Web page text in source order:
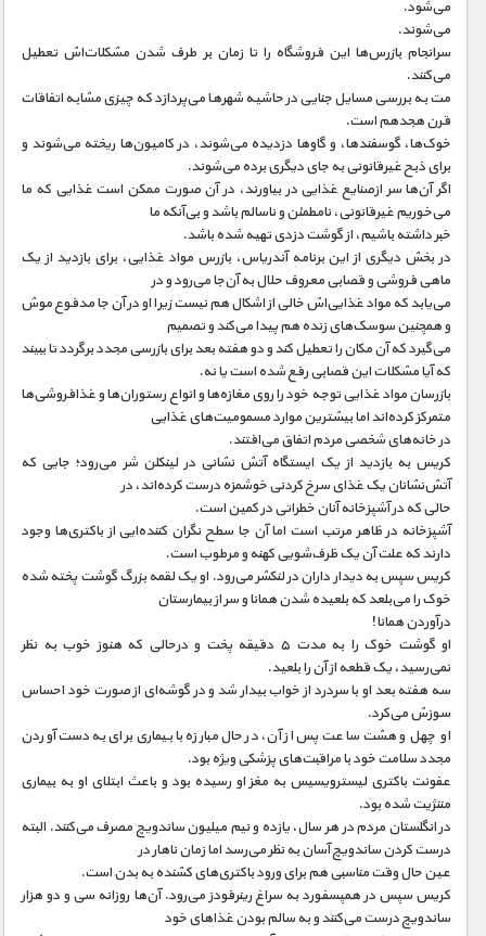
می‌شود.
می‌شوند.
سرانجام بازرس‌ها این فروشگاه را تا زمان بر طرف شدن مشکلات‌اش تعطیل
می‌کنند.
مت به بررسی مسایل جنایی در حاشیه شهر‌ها می‌پردازد که چیزی مشابه اتفاقات
قرن هجدهم است.
خوک‌ها، گوسفند‌ها، و گاو‌ها دزدیده می‌شوند، در کامیون‌ها ریخته می‌شوند و
برای ذبح غیرقانونی به جای دیگری برده می‌شوند.
اگر آن‌ها سر ازصنایع غذایی در بیاورند، در آن صورت ممکن است غذایی که ما
می‌خوریم غیرقانونی، نامطمئن و ناسالم باشد و بی‌آنکه ما
خبر داشته باشیم، از گوشت دزدی تهیه شده باشد.
در بخش دیگری از این برنامه آندریاس، بازرس مواد غذایی، برای بازدید از یک
ماهی فروشی و قصابی معروف حلال به آن‌جا می‌رود و در
می‌یابد که مواد غذایی‌اش خالی از اشکال هم نیست زیرا او در آن جا مدفوع موش
و همچنین سوسک‌های زنده هم پیدا می‌کند و تصمیم
می‌گیرد که آن مکان را تعطیل کند و دو هفته بعد برای بازرسی مجدد برگردد تا ببیند
که آیا مشکلات این قصابی رفع شده است یا نه.
بازرسان مواد غذایی توجه خود را روی مغازه‌ها و انواع رستوران‌ها و غذافروشی‌ها
متمرکز کرده‌اند اما بیشترین موارد مسمومیت‌های غذایی
در خانه‌های شخصی مردم اتفاق می‌افتند.
کریس به بازدید از یک ایستگاه آتش نشانی در لینکلن شر می‌رود؛ جایی که
آتش‌نشانان یک غذای سرخ کردنی خوشمزه درست کرده‌اند، در
حالی که در آشپزخانه آنان خطراتی در کمین است.
آشپزخانه در ظاهر مرتب است اما آن جا سطح نگران کننده‌ایی از باکتری‌ها وجود
دارند که علت آن یک ظرف‌شویی کهنه و مرطوب است.
کریس سپس به دیدار داران در لنکشر می‌رود. او یک لقمه بزرگ گوشت پخته شده
خوک را می‌بلعد که بلعیده شدن همانا و سر از بیمارستان
درآوردن همانا!
او گوشت خوک را به مدت ۵ دقیقه پخت و درحالی که هنوز خوب به نظر
نمی‌رسید، یک قطعه از آن را بلعید.
سه هفته بعد او با سردرد از خواب بیدار شد و در گوشه‌ای از صورت خود احساس
سوزش می‌کرد.
او چهل و هشت ساعت پس از آن، در حال مبارزه با بیماری برای به دست آوردن
مجدد سلامت خود با مراقبت‌های پزشکی ویژه بود.
عفونت باکتری لیسترویسیس به مغز او رسیده بود و باعث ابتلای او به بیماری
مننژیت شده بود.
در انگلستان مردم در هر سال، یازده و نیم میلیون ساندویچ مصرف می‌کنند. البته
درست کردن ساندویچ آسان به نظر می‌رسد اما زمان ناهار در
عین حال وقت مناسبی هم برای ورود باکتری‌های کشنده به بدن است.
کریس سپس در همپسفورد به سراغ رینرفودز می‌رود. آن‌ها روزانه سی و دو هزار
ساندویچ درست می‌کنند و به سالم بودن غذاهای خود